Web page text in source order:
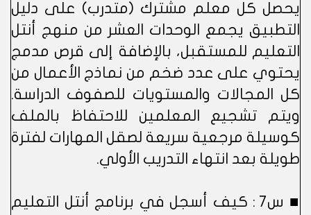
يحصل كل معلم مشترك (متدرب) على دليل
التطبيق يجمع الوحدات العشر من منهج أنتل
التعليم للمستقبل، بالإضافة إلى قرص مدمج
يحتوي على عدد ضخم من نماذج الأعمال من
كل المجالات والمستويات للصفوف الدراسة.
ويتم تشجيع المعلمين للاحتفاظ بالملف
كوسيلة مرجعية سريعة لصقل المهارات لفترة
طويلة بعد انتهاء التدريب الأولي.
■ س7 : كيف أسجل في برنامج أنتل التعليم